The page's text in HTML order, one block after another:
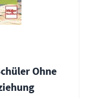
Ohne